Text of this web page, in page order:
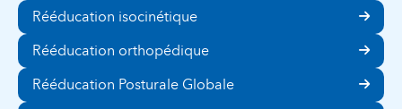
Rééducation isocinétique
Rééducation orthopédique
Rééducation Posturale Globale